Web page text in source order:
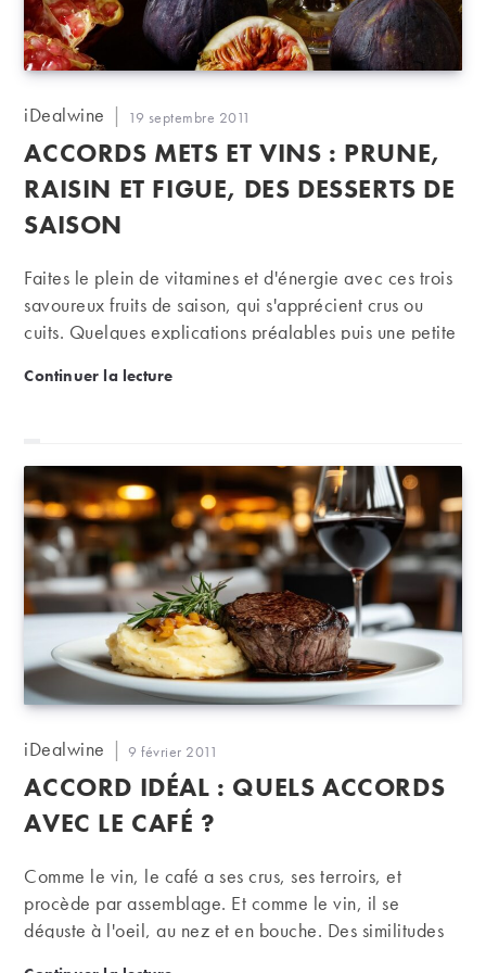
Auteur/autrice
la
publication :
iDealwine
Publication
publiée :
19 septembre 2011
ACCORDS METS ET VINS : PRUNE,
RAISIN ET FIGUE, DES DESSERTS DE
SAISON
Faites le plein de vitamines et d'énergie avec ces trois
savoureux fruits de saison, qui s'apprécient crus ou
cuits. Quelques explications préalables puis une petite
Continuer la lectureAccords mets et vins : prune, raisin et figue, des
Auteur/autrice
la
publication :
iDealwine
Publication
publiée :
9 février 2011
ACCORD IDÉAL : QUELS ACCORDS
AVEC LE CAFÉ ?
Comme le vin, le café a ses crus, ses terroirs, et
procède par assemblage. Et comme le vin, il se
déguste à l'oeil, au nez et en bouche. Des similitudes